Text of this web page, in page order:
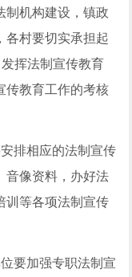
制机构建设，镇政
各村要切实承担起
挥法制宣传教育
传教育工作的考核
排相应的法制宣传
音像资料，办好法
训等各项法制宣传
要加强专职法制宣